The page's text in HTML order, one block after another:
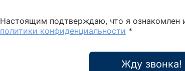
Настоящим подтверждаю, что я ознакомлен
политики конфиденциальности *
Жду звонка!